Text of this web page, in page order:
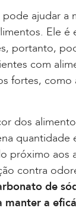
ajudar a
Ele é
portanto,
com
fortes, como
dos
quantidade
próximo aos
contra
de
manter a